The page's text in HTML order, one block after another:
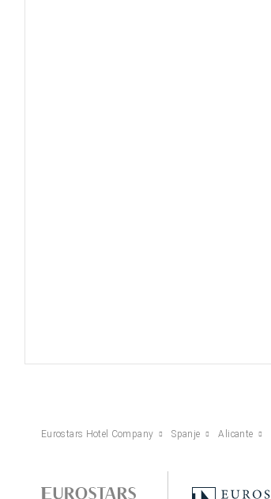
Eurostars Hotel Company Spanje Alicante